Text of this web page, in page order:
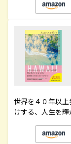
世界を４０年以
けする、人生を